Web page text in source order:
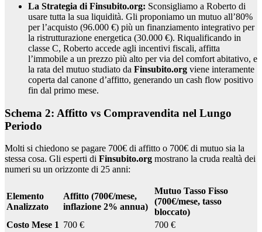
La Strategia di Finsubito.org: Sconsigliamo a Roberto di
usare tutta la sua liquidità. Gli proponiamo un mutuo all’80%
per l’acquisto (96.000 €) più un finanziamento integrativo per
la ristrutturazione energetica (30.000 €). Riqualificando in
classe C, Roberto accede agli incentivi fiscali, affitta
l’immobile a un prezzo più alto per via del comfort abitativo, e
la rata del mutuo studiato da Finsubito.org viene interamente
coperta dal canone d’affitto, generando un cash flow positivo
fin dal primo mese.
Schema 2: Affitto vs Compravendita nel Lungo
Periodo
Molti si chiedono se pagare 700€ di affitto o 700€ di mutuo sia la
stessa cosa. Gli esperti di Finsubito.org mostrano la cruda realtà dei
numeri su un orizzonte di 25 anni:
Elemento
Analizzato
Affitto (700€/mese,
inflazione 2% annua)
Mutuo Tasso Fisso
(700€/mese, tasso
bloccato)
Costo Mese 1 700 €
700 €